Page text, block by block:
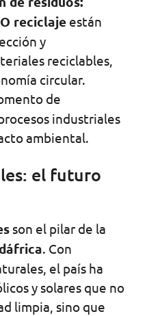
reciclaje están
y
reciclables,
circular.
de
industriales
ambiental.
el futuro
son el pilar de la
. Con
el país ha
y solares que no
limpia, sino que